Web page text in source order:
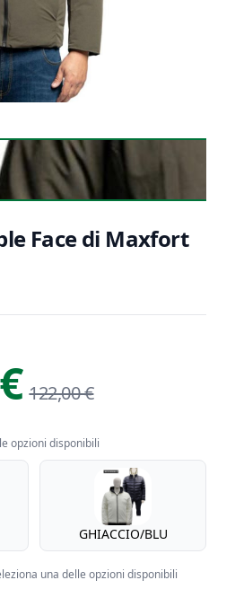
Face di Maxfort
122,00 €
opzioni disponibili
GHIACCIO/BLU
una delle opzioni disponibili